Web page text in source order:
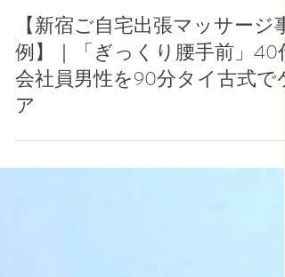
7月12日
【新宿ご自宅出張マッサージ事
例】｜「ぎっくり腰手前」40代
会社員男性を90分タイ古式でケ
ア